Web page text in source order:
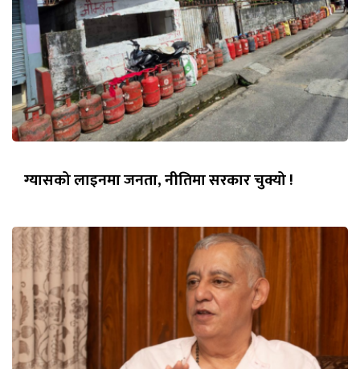
ग्यासको लाइनमा जनता, नीतिमा सरकार चुक्यो !